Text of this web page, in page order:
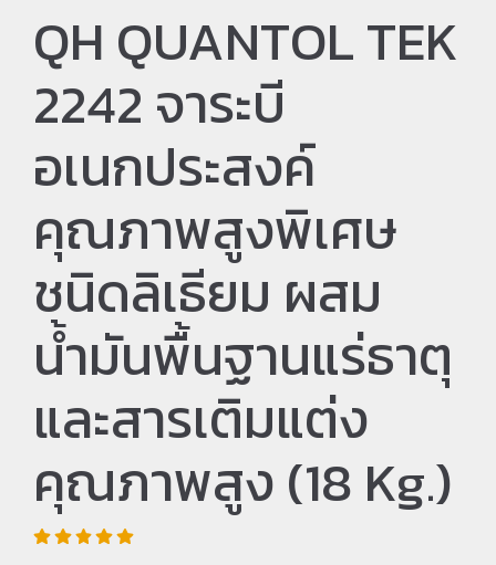
QH QUANTOL TEK
2242 จาระบี
อเนกประสงค์
คุณภาพสูงพิเศษ
ชนิดลิเธียม ผสม
น้ำมันพื้นฐานแร่ธาตุ
และสารเติมแต่ง
คุณภาพสูง (18 Kg.)